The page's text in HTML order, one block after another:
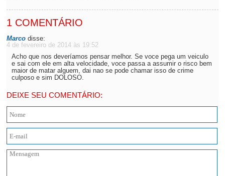
1 COMENTÁRIO
Marco disse:
4 de fevereiro de 2014 às 19:52
Acho que nos deveríamos pensar melhor. Se voce pega um veiculo
e sai com ele em alta velocidade, voce passa a assumir o risco bem
maior de matar alguem, dai nao se pode chamar isso de crime
culposo e sim DOLOSO.
DEIXE SEU COMENTÁRIO: